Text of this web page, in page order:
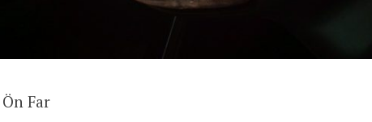
Far